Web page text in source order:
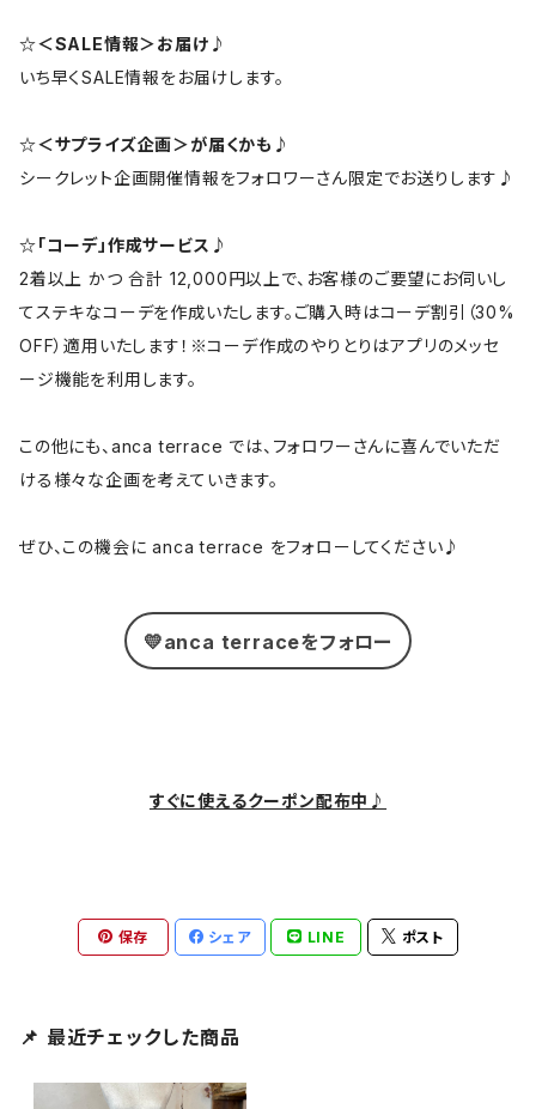
☆＜SALE情報＞お届け♪
いち早くSALE情報をお届けします。
☆＜サプライズ企画＞が届くかも♪
シークレット企画開催情報をフォロワーさん限定でお送りします♪
☆「コーデ」作成サービス♪
2着以上 かつ 合計 12,000円以上で、お客様のご要望にお伺いし
てステキなコーデを作成いたします。ご購入時はコーデ割引（30%
OFF）適用いたします！※コーデ作成のやりとりはアプリのメッセ
ージ機能を利用します。
この他にも、anca terrace では、フォロワーさんに喜んでいただ
ける様々な企画を考えていきます。
ぜひ、この機会に anca terrace をフォローしてください♪
💛anca terraceをフォロー
すぐに使えるクーポン配布中♪
保存 シェア LINE ポスト
📌 最近チェックした商品